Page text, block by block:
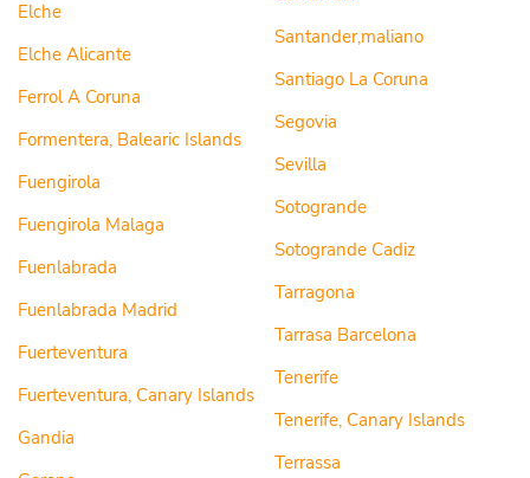
Elche
Elche Alicante
Ferrol A Coruna
Formentera, Balearic Islands
Fuengirola
Fuengirola Malaga
Fuenlabrada
Fuenlabrada Madrid
Fuerteventura
Fuerteventura, Canary Islands
Gandia
Santander,maliano
Santiago La Coruna
Segovia
Sevilla
Sotogrande
Sotogrande Cadiz
Tarragona
Tarrasa Barcelona
Tenerife
Tenerife, Canary Islands
Terrassa